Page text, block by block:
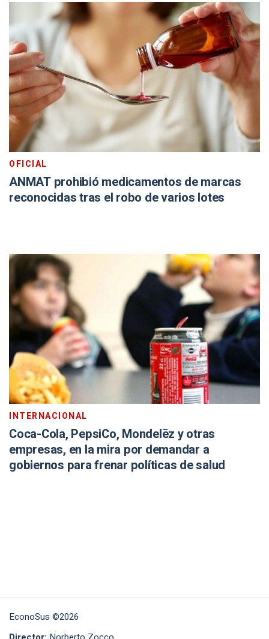
OFICIAL
ANMAT prohibió medicamentos de marcas
reconocidas tras el robo de varios lotes
INTERNACIONAL
Coca-Cola, PepsiCo, Mondelēz y otras
empresas, en la mira por demandar a
gobiernos para frenar políticas de salud
EconoSus ©2026